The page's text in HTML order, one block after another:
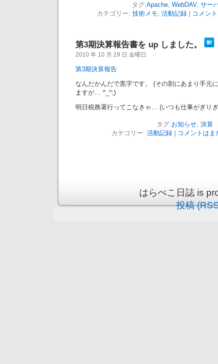
タグ:Apache, WebDAV, サー
カテゴリー: 技術メモ, 活動記録| コメン
第3期決算報告書を up しました。
2010 年 10 月 29 日 金曜日
第3期決算報告
なんだかんだで黒字です。 (その割にあまり手元
ますが… ^_^;)
明日税務署行ってこなきゃ… (いつも仕事がぎり
タグ:お知らせ, 決算
カテゴリー: 活動記録| コメントはま
はらぺこ日誌 is
投稿